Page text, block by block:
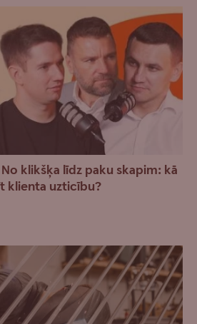
klikšķa līdz paku skapim: kā
klienta uzticību?